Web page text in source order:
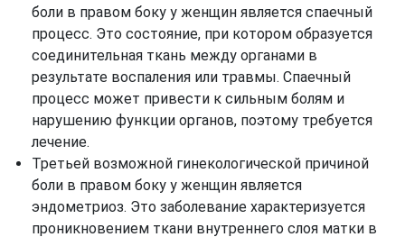
боли в правом боку у женщин является спаечный
процесс. Это состояние, при котором образуется
соединительная ткань между органами в
результате воспаления или травмы. Спаечный
процесс может привести к сильным болям и
нарушению функции органов, поэтому требуется
лечение.
Третьей возможной гинекологической причиной
боли в правом боку у женщин является
эндометриоз. Это заболевание характеризуется
проникновением ткани внутреннего слоя матки в